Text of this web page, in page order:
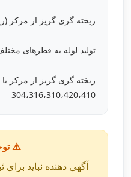
ریخته گری گریز از مرکز
تولید لوله به قطرهای
ریخته گری گریز از مرکز
304،316،310،420،410
⚠️
آگهی دهنده نباید